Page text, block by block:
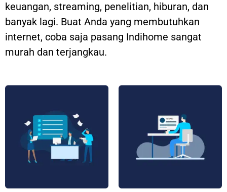
keuangan, streaming, penelitian, hiburan, dan
banyak lagi. Buat Anda yang membutuhkan
internet, coba saja pasang Indihome sangat
murah dan terjangkau.